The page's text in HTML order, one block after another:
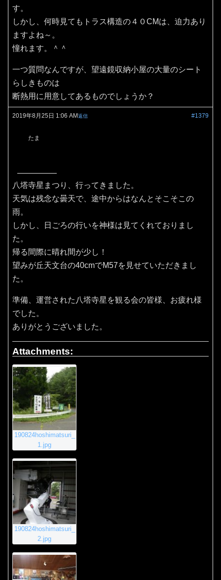
す。
しかし、何時見てもトラス構造の４０CMは、迫力あり
ますよね～。
憧れます。＾＾
一つ質問なんですが、望遠鏡収納小屋の大量のシート
らしきものは
断熱用に用意してあるものでしょうか？
2019年8月25日 1:06 AM #1379
返信
たま
八塔寺星まつり、行ってきました。
天気は残念な曇天で、途中からはなんとそこそこの
雨。
しかし、日ごろの行いを神様は見てくれておりまし
た。
帰る間際に晴れ間が少し！
望みが丘天文台の40cmでM57を見せていただきまし
た。
準備、運営された八塔寺星を観る会の皆様、お疲れ様
でした。
ありがとうございました。
Attachments:
190824hoshimatsuri_
1.jpg
190824hoshimatsuri_
2.jpg